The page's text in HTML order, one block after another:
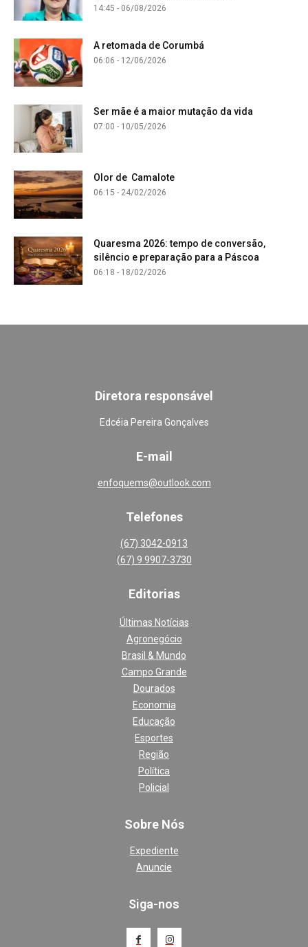
14:45 - 06/08/2026
A retomada de Corumbá
06:06 - 12/06/2026
Ser mãe é a maior mutação da vida
07:00 - 10/05/2026
Olor de Camalote
06:15 - 24/02/2026
Quaresma 2026: tempo de conversão,
silêncio e preparação para a Páscoa
06:18 - 18/02/2026
Diretora responsável
Edcéia Pereira Gonçalves
E-mail
enfoquems@outlook.com
Telefones
(67) 3042-0913
(67) 9 9907-3730
Editorias
Últimas Notícias
Agronegócio
Brasil & Mundo
Campo Grande
Dourados
Economia
Educação
Esportes
Região
Política
Policial
Sobre Nós
Expediente
Anuncie
Siga-nos